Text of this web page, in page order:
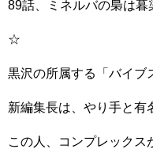
89話、ミネルバの梟は
☆
黒沢の所属する「バイブ
新編集長は、やり手と有
この人、コンプレックス